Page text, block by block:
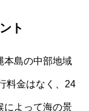
ト
本島の中部地域
料金はなく、24
によって海の景